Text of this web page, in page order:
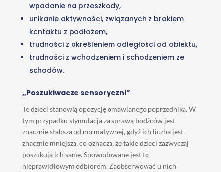
wpadanie na przeszkody,
unikanie aktywności, związanych z brakiem
kontaktu z podłożem,
trudności z określeniem odległości od obiektu,
trudności z wchodzeniem i schodzeniem ze
schodów.
,,Poszukiwacze sensoryczni”
Te dzieci stanowią opozycję omawianego poprzednika. W
tym przypadku stymulacja za sprawą bodźców jest
znacznie słabsza od normatywnej, gdyż ich liczba jest
znacznie mniejsza, co oznacza, że takie dzieci zazwyczaj
poszukują ich same. Spowodowane jest to
nieprawidłowym odbiorem. Zaobserwować u nich